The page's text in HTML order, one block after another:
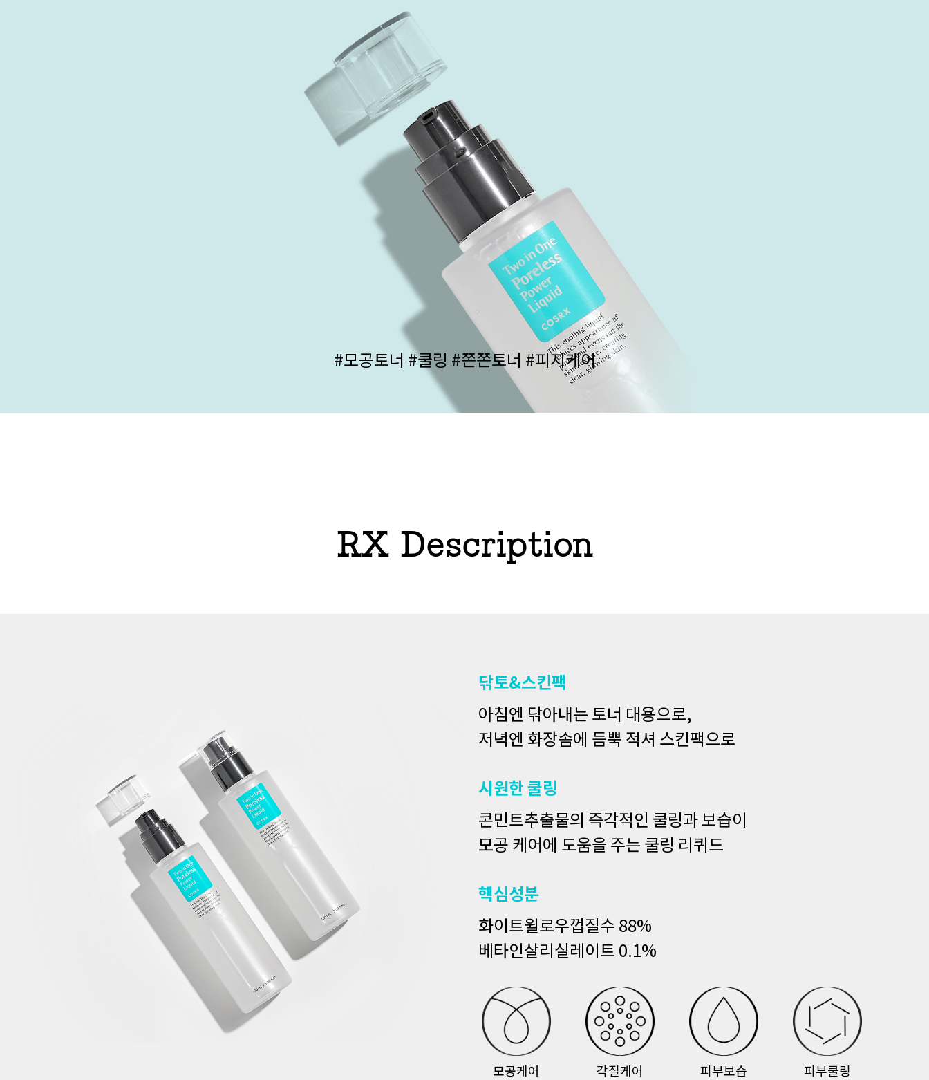
#모공토너 #쿨링 #쫀쫀토너 #피지케어
RX Description
닦토&스킨팩
아침엔 닦아내는 토너 대용으로,
저녁엔 화장솜에 듬뿍 적셔 스킨팩으로
시원한 쿨링
콘민트추출물의 즉각적인 쿨링과 보습이
모공 케어에 도움을 주는 쿨링 리퀴드
핵심성분
화이트윌로우껍질수 88%
베타인살리실레이트 0.1%
모공케어 각질케어 피부보습 피부쿨링